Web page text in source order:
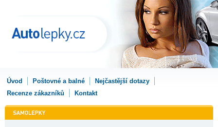
Úvod Poštovné a balné
Nejčastější dotazy
Recenze zákazníků
Kontakt